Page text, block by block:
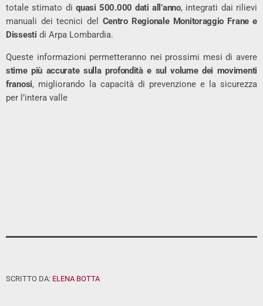
totale stimato diquasi 500.000 dati all’anno, integrati dai rilievi
manuali dei tecnici del Centro Regionale Monitoraggio Frane e
Dissesti di Arpa Lombardia.
Queste informazioni permetteranno nei prossimi mesi di avere
stime più accurate sulla profondità e sul volume dei movimenti
franosi, migliorando la capacità di prevenzione e la sicurezza
per l’intera valle
SCRITTO DA: ELENA BOTTA